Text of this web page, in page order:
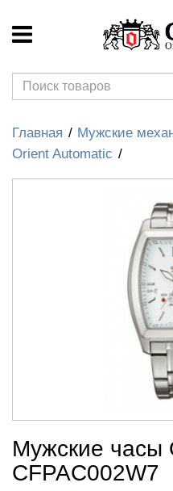
Главная
Мужские
Orient Automatic
Мужские часы
CFPAC002W7